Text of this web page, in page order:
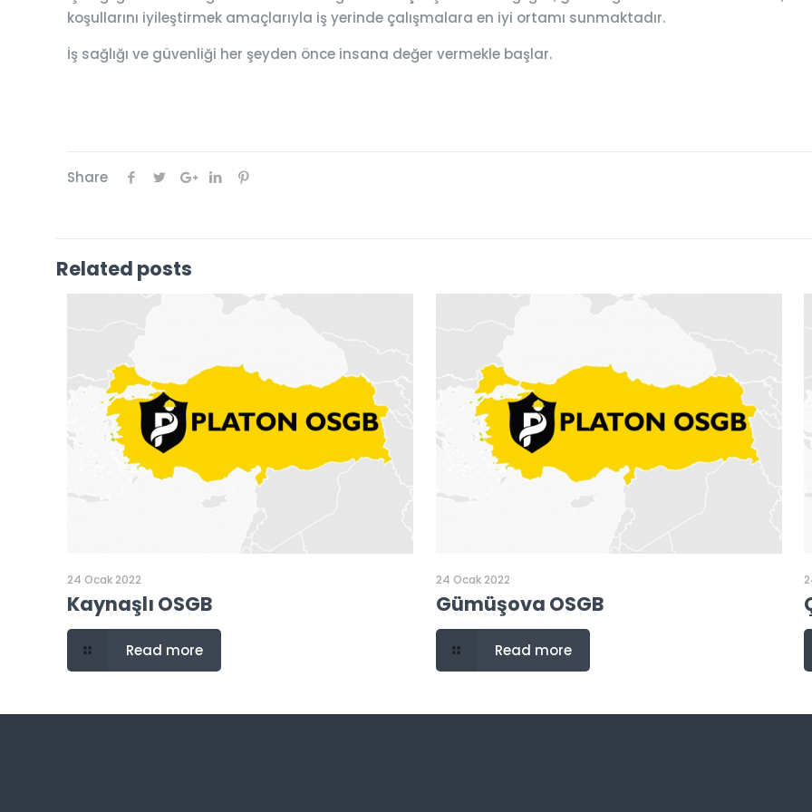
koşullarını iyileştirmek amaçlarıyla iş yerinde çalışmalara en iyi ortamı sunmaktadır.
İş sağlığı ve güvenliği her şeyden önce insana değer vermekle başlar.
Share
Related posts
24 Ocak 2022
Kaynaşlı OSGB
Read more
24 Ocak 2022
Gümüşova OSGB
Read more